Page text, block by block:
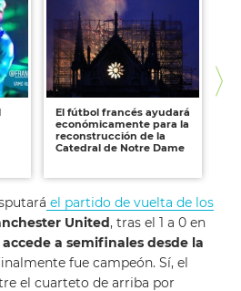
El fútbol francés ayudará
económicamente para la
reconstrucción de la
Catedral de Notre Dame
el partido de vuelta de los
United, tras el 1 a 0 en
accede a semifinales desde la
fue campeón. Sí, el
el cuarteto de arriba por